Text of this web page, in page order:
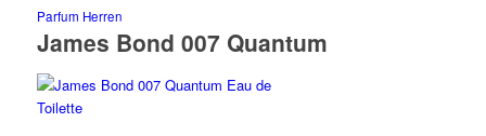
Parfum Herren
James Bond 007 Quantum